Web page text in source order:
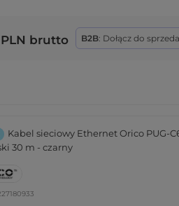
brutto B2B: Dołącz do
Kabel sieciowy Ethernet Orico PUG-
30 m - czarny